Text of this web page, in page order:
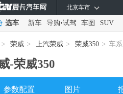
北京车市
选车 新车 导购•试驾 车图 SUV
> 荣威 > 上汽荣威 > 荣威350 > 车
-荣威350
参数配置 图片